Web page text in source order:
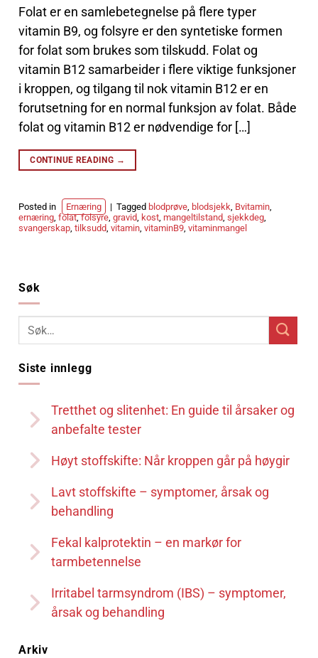
Folat er en samlebetegnelse på flere typer
vitamin B9, og folsyre er den syntetiske formen
for folat som brukes som tilskudd. Folat og
vitamin B12 samarbeider i flere viktige funksjoner
i kroppen, og tilgang til nok vitamin B12 er en
forutsetning for en normal funksjon av folat. Både
folat og vitamin B12 er nødvendige for […]
CONTINUE READING →
Posted in Ernæring | Tagged blodprøve blodsjekk Bvitamin
ernæring folat,folsyre gravid kost mangeltilstand sjekkdeg
svangerskap tilksudd vitamin vitaminB9 vitaminmangel
Søk
Siste innlegg
Tretthet og slitenhet: En guide til årsaker og
anbefalte tester
Høyt stoffskifte: Når kroppen går på høygir
Lavt stoffskifte – symptomer, årsak og
behandling
Fekal kalprotektin – en markør for
tarmbetennelse
Irritabel tarmsyndrom (IBS) – symptomer,
årsak og behandling
Arkiv